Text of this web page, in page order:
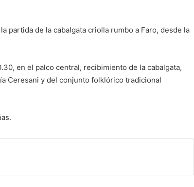
partida de la cabalgata criolla rumbo a Faro, desde la
en el palco central, recibimiento de la cabalgata,
Ceresani y del conjunto folklórico tradicional